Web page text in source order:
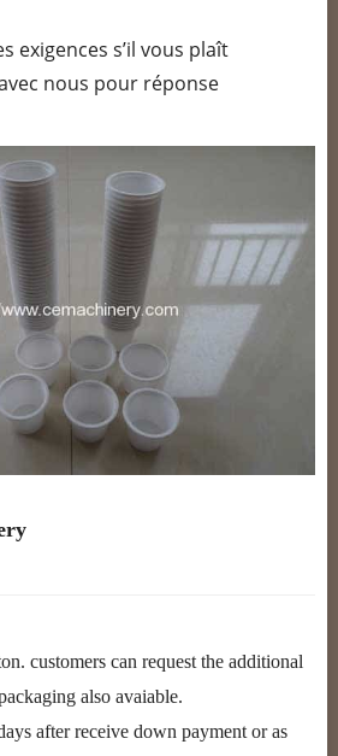
exigences s’il vous plaît
nous pour réponse
customers can request the additional
also avaiable.
after receive down payment or as